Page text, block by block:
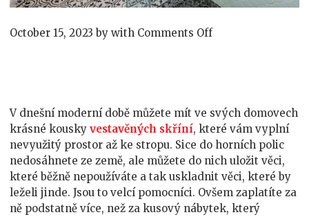
October 15, 2023 bywith Comments Offon
V dnešní moderní době můžete mít ve svých domovech
krásné kouskyvestavěných skříní, které vám vyplní
nevyužitý prostor až ke stropu. Sice do horních polic
nedosáhnete ze země, ale můžete do nich uložit věci,
které běžně nepoužíváte a tak uskladnit věci, které by
leželi jinde. Jsou to velcí pomocníci. Ovšem zaplatíte za
ně podstatně více, než za kusový nábytek, který